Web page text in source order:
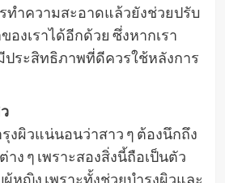
ทำความสะอาดแล้วยังช่วยปรับ
งเราได้อีกด้วย ซึ่งหากเรา
ประสิทธิภาพที่ดีควรใช้หลังการ
งผิวแน่นอนว่าสาว ๆ ต้องนึกถึง
าง ๆ เพราะสองสิ่งนี้ถือเป็นตัว
หญิง เพราะทั้งช่วยบำรุงผิวและ